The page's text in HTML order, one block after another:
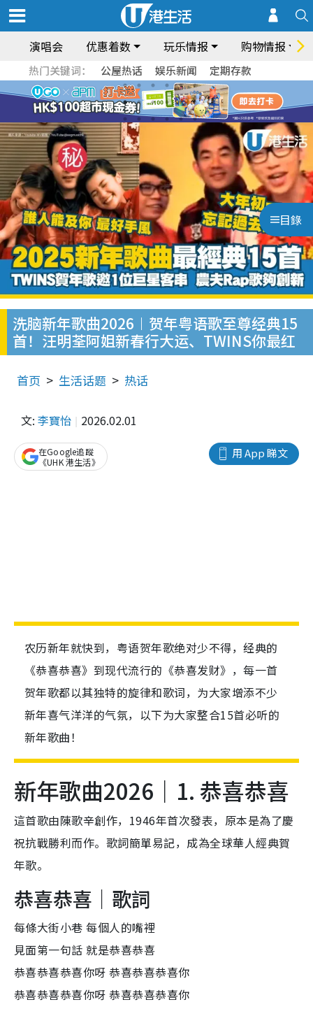
演唱会 优惠着数 玩乐情报 购物情报
热门关键词： 公屋热话 娱乐新闻 定期存款
目錄
洗脑新年歌曲2026︱贺年粤语歌至尊经典15
首！汪明荃阿姐新春行大运、TWINS你最红
首页 生活话题 热话
文: 李寶怡 2026.02.01
用 App 睇文
在Google追蹤
《UHK 港生活》
农历新年就快到，粤语贺年歌绝对少不得，经典的
《恭喜恭喜》到现代流行的《恭喜发财》，每一首
贺年歌都以其独特的旋律和歌词，为大家增添不少
新年喜气洋洋的气氛，以下为大家整合15首必听的
新年歌曲！
新年歌曲2026｜1. 恭喜恭喜
這首歌由陳歌辛創作，1946年首次發表，原本是為了慶
祝抗戰勝利而作。歌詞簡單易記，成為全球華人經典賀
年歌。
恭喜恭喜｜歌詞
每條大街小巷 每個人的嘴裡
見面第一句話 就是恭喜恭喜
恭喜恭喜恭喜你呀 恭喜恭喜恭喜你
恭喜恭喜恭喜你呀 恭喜恭喜恭喜你